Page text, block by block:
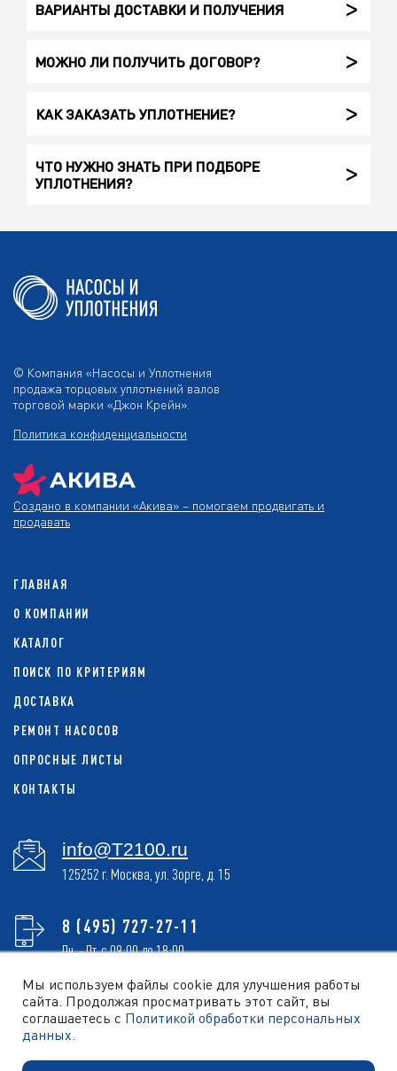
Мы используем файлы cookie для улучшения работы
сайта. Продолжая просматривать этот сайт, вы
соглашаетесь с Политикой обработки персональных
данных.
ВАРИАНТЫ ДОСТАВКИ И ПОЛУЧЕНИЯ
МОЖНО ЛИ ПОЛУЧИТЬ ДОГОВОР?
КАК ЗАКАЗАТЬ УПЛОТНЕНИЕ?
ЧТО НУЖНО ЗНАТЬ ПРИ ПОДБОРЕ
УПЛОТНЕНИЯ?
© Компания «Насосы и Уплотнения
продажа торцовых уплотнений валов
торговой марки «Джон Крейн».
Политика конфиденциальности
Создано в компании «Акива» – помогаем продвигать и
продавать
ГЛАВНАЯ
О КОМПАНИИ
КАТАЛОГ
ПОИСК ПО КРИТЕРИЯМ
ДОСТАВКА
РЕМОНТ НАСОСОВ
ОПРОСНЫЕ ЛИСТЫ
КОНТАКТЫ
info@T2100.ru
125252 г. Москва, ул. Зорге, д. 15
8 (495) 727-27-11
Пн. - Пт. с 09:00 до 18:00
ОБРАТНЫЙ ЗВОНОК